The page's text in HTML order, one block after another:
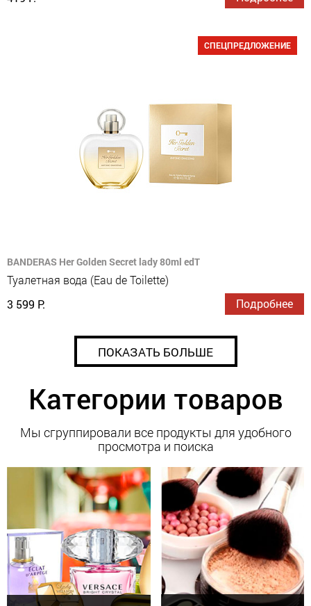
СПЕЦПРЕДЛОЖЕНИЕ
BANDERAS Her Golden Secret lady 80ml edT
Туалетная вода (Eau de Toilette)
3 599 Р.
Подробнее
ПОКАЗАТЬ БОЛЬШЕ
Категории товаров
Мы сгруппировали все продукты для удобного
просмотра и поиска